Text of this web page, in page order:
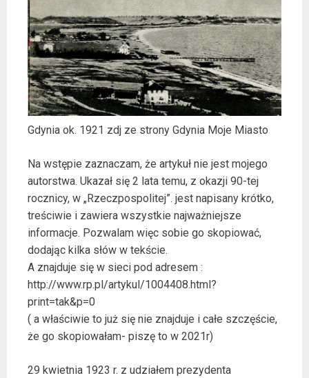
Gdynia ok. 1921 zdj ze strony Gdynia Moje Miasto
Na wstępie zaznaczam, że artykuł nie jest mojego
autorstwa. Ukazał się 2 lata temu, z okazji 90-tej
rocznicy, w „Rzeczpospolitej”. jest napisany krótko,
treściwie i zawiera wszystkie najważniejsze
informacje. Pozwalam więc sobie go skopiować,
dodając kilka słów w tekście.
A znajduje się w sieci pod adresem :
http://www.rp.pl/artykul/1004408.html?
print=tak&p=0
( a właściwie to już się nie znajduje i całe szczęście,
że go skopiowałam- piszę to w 2021r)
29 kwietnia 1923 r. z udziałem prezydenta